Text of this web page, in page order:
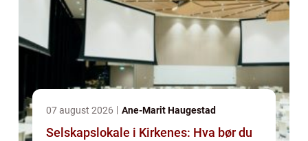
07 august 2026 Ane-Marit Haugestad
Selskapslokale i Kirkenes: Hva bør du